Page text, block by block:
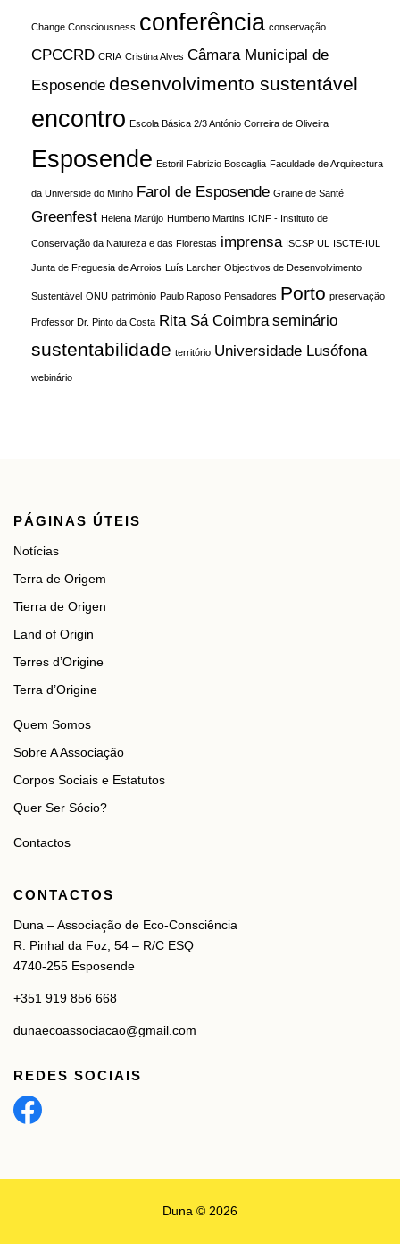
Change Consciousness conferência conservação
CPCCRD CRIA Cristina Alves Câmara Municipal de
Esposende desenvolvimento sustentável
encontro Escola Básica 2/3 António Correira de Oliveira
Esposende Estoril Fabrizio Boscaglia Faculdade de Arquitectura
da Universide do Minho Farol de Esposende Graine de Santé
Greenfest Helena Marújo Humberto Martins ICNF - Instituto de
Conservação da Natureza e das Florestas imprensa ISCSP UL ISCTE-IUL
Junta de Freguesia de Arroios Luís Larcher Objectivos de Desenvolvimento
Sustentável ONU património Paulo Raposo Pensadores Porto preservação
Professor Dr. Pinto da Costa Rita Sá Coimbra seminário
sustentabilidade território Universidade Lusófona
webinário
PÁGINAS ÚTEIS
Notícias
Terra de Origem
Tierra de Origen
Land of Origin
Terres d’Origine
Terra d’Origine
Quem Somos
Sobre A Associação
Corpos Sociais e Estatutos
Quer Ser Sócio?
Contactos
CONTACTOS
Duna – Associação de Eco-Consciência
R. Pinhal da Foz, 54 – R/C ESQ
4740-255 Esposende
+351 919 856 668
dunaecoassociacao@gmail.com
REDES SOCIAIS
Duna © 2026